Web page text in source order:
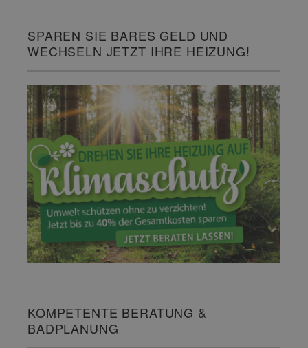
SPAREN SIE BARES GELD UND
WECHSELN JETZT IHRE HEIZUNG!
KOMPETENTE BERATUNG &
BADPLANUNG